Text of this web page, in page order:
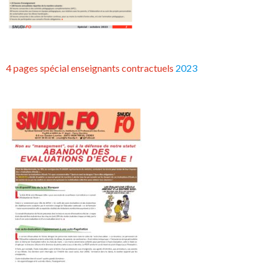
4 pages spécial enseignants contractuels 2023